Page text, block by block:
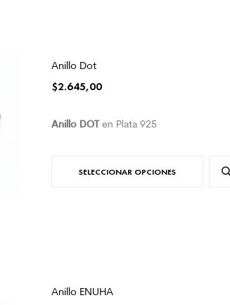
Anillo Dot
$2.645,00
Anillo DOTen Plata 925
SELECCIONAR OPCIONES
Anillo ENUHA